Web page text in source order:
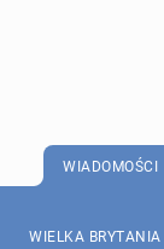
WIADOMOŚCI
WIELKA BRYTANIA